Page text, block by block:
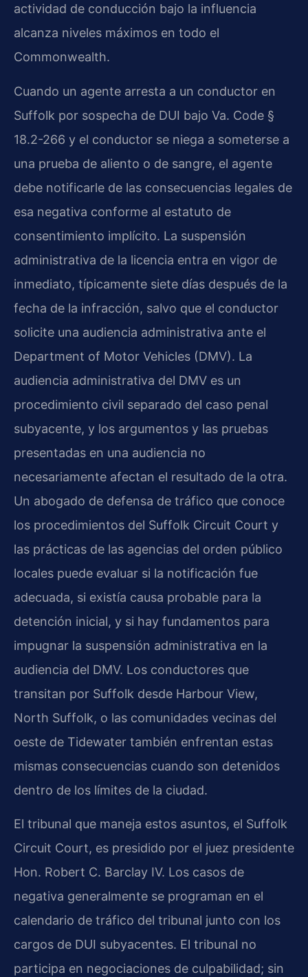
actividad de conducción bajo la influencia
alcanza niveles máximos en todo el
Commonwealth.
Cuando un agente arresta a un conductor en
Suffolk por sospecha de DUI bajo Va. Code §
18.2-266 y el conductor se niega a someterse a
una prueba de aliento o de sangre, el agente
debe notificarle de las consecuencias legales de
esa negativa conforme al estatuto de
consentimiento implícito. La suspensión
administrativa de la licencia entra en vigor de
inmediato, típicamente siete días después de la
fecha de la infracción, salvo que el conductor
solicite una audiencia administrativa ante el
Department of Motor Vehicles (DMV). La
audiencia administrativa del DMV es un
procedimiento civil separado del caso penal
subyacente, y los argumentos y las pruebas
presentadas en una audiencia no
necesariamente afectan el resultado de la otra.
Un abogado de defensa de tráfico que conoce
los procedimientos del Suffolk Circuit Court y
las prácticas de las agencias del orden público
locales puede evaluar si la notificación fue
adecuada, si existía causa probable para la
detención inicial, y si hay fundamentos para
impugnar la suspensión administrativa en la
audiencia del DMV. Los conductores que
transitan por Suffolk desde Harbour View,
North Suffolk, o las comunidades vecinas del
oeste de Tidewater también enfrentan estas
mismas consecuencias cuando son detenidos
dentro de los límites de la ciudad.
El tribunal que maneja estos asuntos, el Suffolk
Circuit Court, es presidido por el juez presidente
Hon. Robert C. Barclay IV. Los casos de
negativa generalmente se programan en el
calendario de tráfico del tribunal junto con los
cargos de DUI subyacentes. El tribunal no
participa en negociaciones de culpabilidad; sin